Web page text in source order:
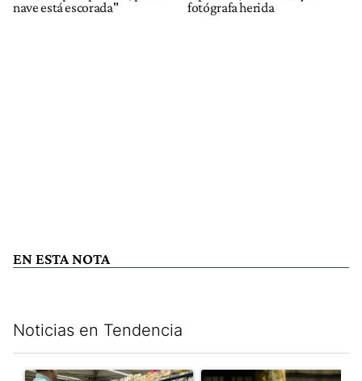
nave está escorada"
fotógrafa herida
EN ESTA NOTA
Noticias en Tendencia
Un artículo de tendencia con el título "Inflación y dólar: cuáles
Un artículo de tendencia con